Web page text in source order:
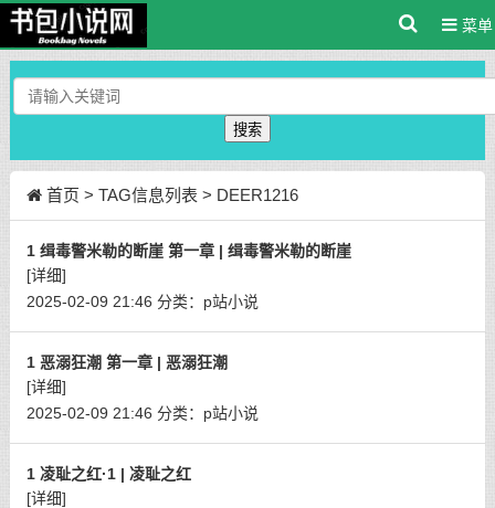
菜单
搜索
首页 > TAG信息列表 > DEER1216
1 缉毒警米勒的断崖 第一章 | 缉毒警米勒的断崖
[详细]
2025-02-09 21:46 分类： p站小说
1 恶溺狂潮 第一章 | 恶溺狂潮
[详细]
2025-02-09 21:46 分类： p站小说
1 凌耻之红·1 | 凌耻之红
[详细]